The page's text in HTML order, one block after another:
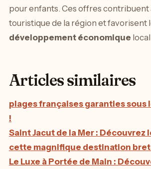
pour enfants. Ces offres contribuent
touristique de la région et favorisent
développement économique
Articles similaires
plages françaises garanties sous
!
Saint Jacut de la Mer : Découvrez
cette magnifique destination
Le Luxe à Portée de Main :